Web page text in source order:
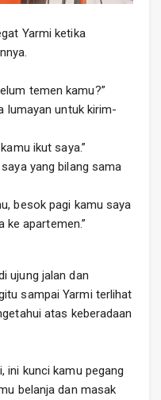
Yarmi ketika
temen kamu?”
lumayan untuk kirim-
ikut saya.”
yang bilang sama
besok pagi kamu saya
ke apartemen.”
ujung jalan dan
sampai Yarmi terlihat
atas keberadaan
ini kunci kamu pegang
belanja dan masak